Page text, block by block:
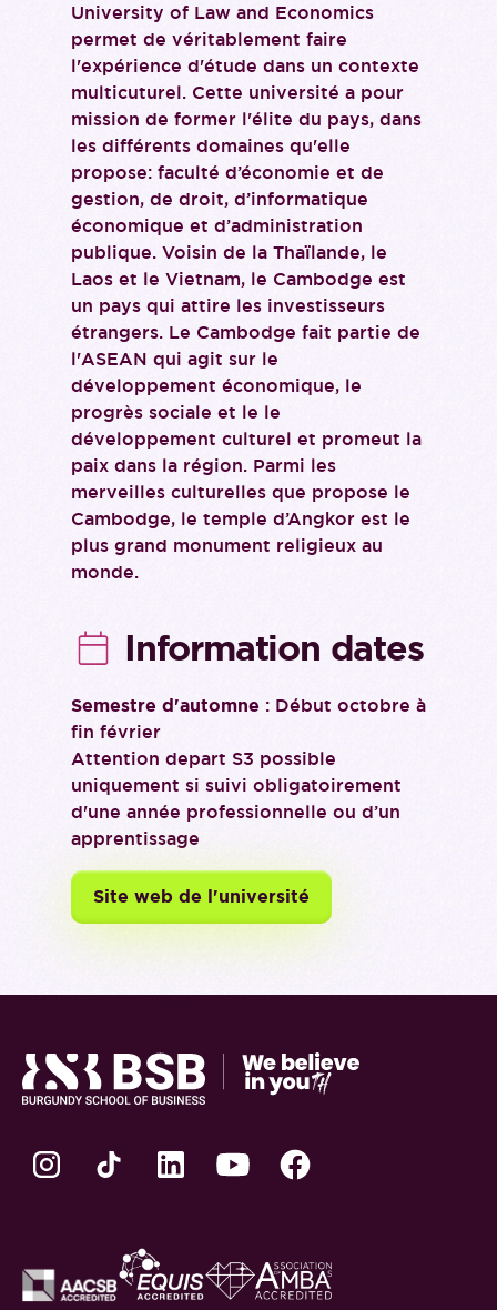
University of Law and Economics
permet de véritablement faire
l'expérience d'étude dans un contexte
multicuturel. Cette université a pour
mission de former l'élite du pays, dans
les différents domaines qu'elle
propose: faculté d’économie et de
gestion, de droit, d’informatique
économique et d’administration
publique. Voisin de la Thaïlande, le
Laos et le Vietnam, le Cambodge est
un pays qui attire les investisseurs
étrangers. Le Cambodge fait partie de
l'ASEAN qui agit sur le
développement économique, le
progrès sociale et le le
développement culturel et promeut la
paix dans la région. Parmi les
merveilles culturelles que propose le
Cambodge, le temple d’Angkor est le
plus grand monument religieux au
monde.
Information dates
Semestre d'automne : Début octobre à
fin février
Attention depart S3 possible
uniquement si suivi obligatoirement
d'une année professionnelle ou d’un
apprentissage
Site web de l'université